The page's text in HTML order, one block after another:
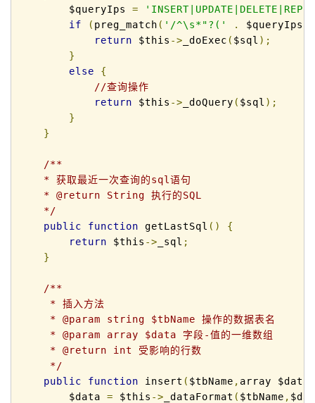
$queryIps =
if
( preg_match ( '/^\s*"?(' . $queryIps
return $this -> _doExec ( $sql );
}
else
{
//查询操作
return $this -> _doQuery ( $sql );
}
}
/**
* 获取最近一次查询的sql语句
* @return String 执行的SQL
*/
public
function getLastSql ()
{
return $this -> _sql ;
}
/**
* 插入方法
* @param string $tbName 操作的数据表名
* @param array $data 字段-值的一维数组
* @return int 受影响的行数
*/
public
function insert ( $tbName , array $data
$data = $this -> _dataFormat ( $tbName ,